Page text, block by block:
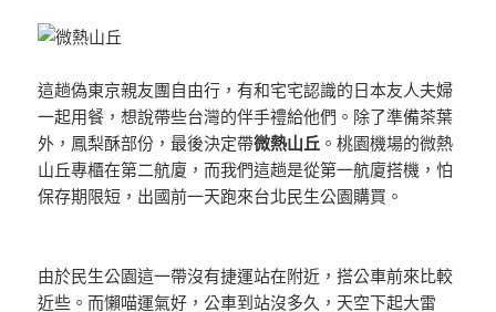
這趟偽東京親友團自由行，有和宅宅認識的日本友人夫婦
一起用餐，想說帶些台灣的伴手禮給他們。除了準備茶葉
外，鳳梨酥部份，最後決定帶微熱山丘 。桃園機場的微熱
山丘專櫃在第二航廈，而我們這趟是從第一航廈搭機，怕
保存期限短，出國前一天跑來台北民生公園購買。
由於民生公園這一帶沒有捷運站在附近，搭公車前來比較
近些。而懶喵運氣好，公車到站沒多久，天空下起大雷